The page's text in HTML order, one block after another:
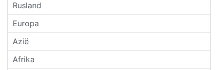
Rusland
Europa
Azië
Afrika